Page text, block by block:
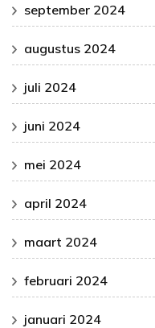
september 2024
augustus 2024
juli 2024
juni 2024
mei 2024
april 2024
maart 2024
februari 2024
januari 2024